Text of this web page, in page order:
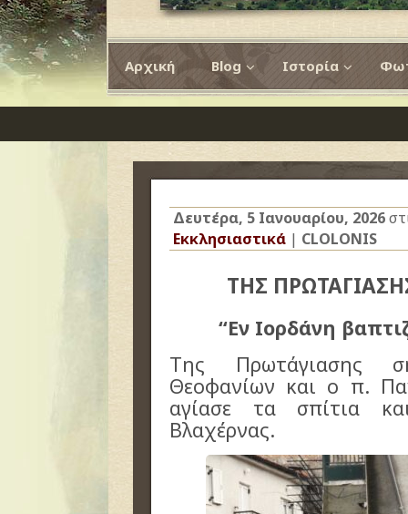
Αρχική Blog Ιστορία
Δευτέρα, 5 Ιανουαρίου, 2026
Εκκλησιαστικά | CLOLONIS
ΤΗΣ
“Εν Ιορδάνη
Της Πρωτάγιασης
Θεοφανίων και ο π.
αγίασε τα σπίτια
Βλαχέρνας.